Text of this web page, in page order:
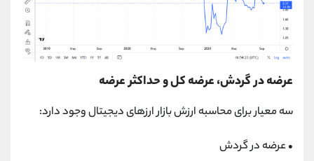
عرضه در گردش، عرضه کل و حداکثر عرضه
سه معیار برای محاسبه ارزش بازار ارزهای دیجیتال وجود دارد:
•عرضه در گردش